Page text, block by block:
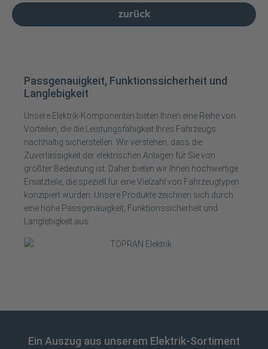
zurück
Passgenauigkeit, Funktionssicherheit und
Langlebigkeit
Unsere Elektrik-Komponenten bieten Ihnen eine Reihe von
Vorteilen, die die Leistungsfähigkeit Ihres Fahrzeugs
nachhaltig sicherstellen. Wir verstehen, dass die
Zuverlässigkeit der elektrischen Anlagen für Sie von
größter Bedeutung ist. Daher bieten wir Ihnen hochwertige
Ersatzteile, die speziell für eine Vielzahl von Fahrzeugtypen
konzipiert wurden. Unsere Produkte zeichnen sich durch
eine hohe Passgenauigkeit, Funktionssicherheit und
Langlebigkeit aus.
Ein Auszug aus unserem Elektrik-Sortiment